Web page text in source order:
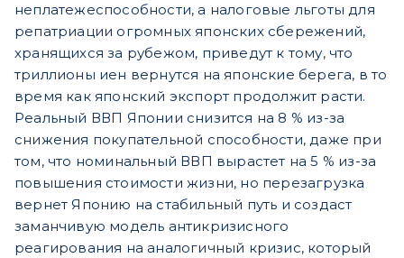
неплатежеспособности, а налоговые льготы для
репатриации огромных японских сбережений,
хранящихся за рубежом, приведут к тому, что
триллионы иен вернутся на японские берега, в то
время как японский экспорт продолжит расти.
Реальный ВВП Японии снизится на 8 % из-за
снижения покупательной способности, даже при
том, что номинальный ВВП вырастет на 5 % из-за
повышения стоимости жизни, но перезагрузка
вернет Японию на стабильный путь и создаст
заманчивую модель антикризисного
реагирования на аналогичный кризис, который